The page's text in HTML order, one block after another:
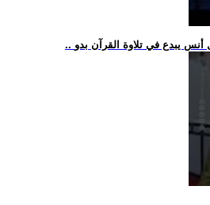
أنس يبدع في تلاوة القرآن بدو